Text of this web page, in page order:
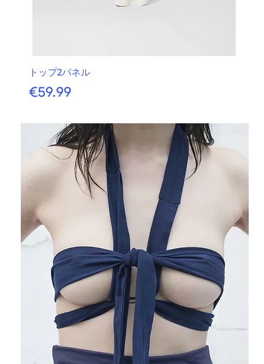
トップ2パネル
価格
€59.99